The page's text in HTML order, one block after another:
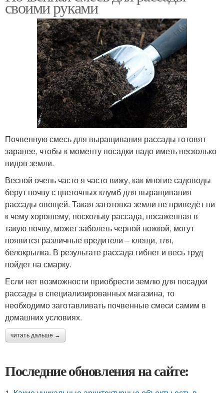
своими руками
Почвенную смесь для выращивания рассады готовят
заранее, чтобы к моменту посадки надо иметь несколько
видов земли.
Весной очень часто я часто вижу, как многие садоводы
берут почву с цветочных клумб для выращивания
рассады овощей. Такая заготовка земли не приведёт ни
к чему хорошему, поскольку рассада, посаженная в
такую почву, может заболеть черной ножкой, могут
появится различные вредители – клещи, тля,
белокрылка. В результате рассада гибнет и весь труд
пойдет на смарку.
Если нет возможности приобрести землю для посадки
рассады в специализированных магазина, то
необходимо заготавливать почвенные смеси самим в
домашних условиях.
читать дальше →
Последние обновления на сайте: